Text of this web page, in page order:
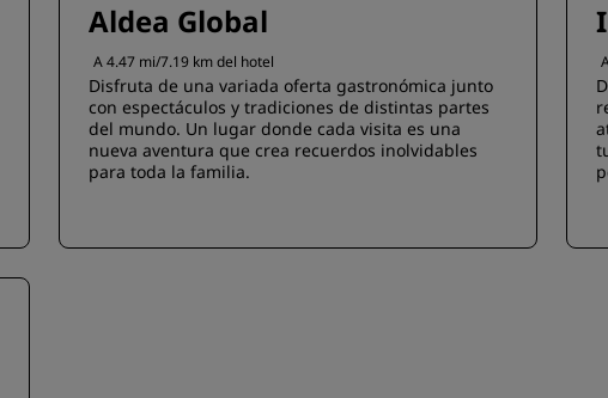
Aldea Global
A 4.47 mi/7.19 km del hotel
Disfruta de una variada oferta gastronómica junto
con espectáculos y tradiciones de distintas partes
del mundo. Un lugar donde cada visita es una
nueva aventura que crea recuerdos inolvidables
para toda la familia.